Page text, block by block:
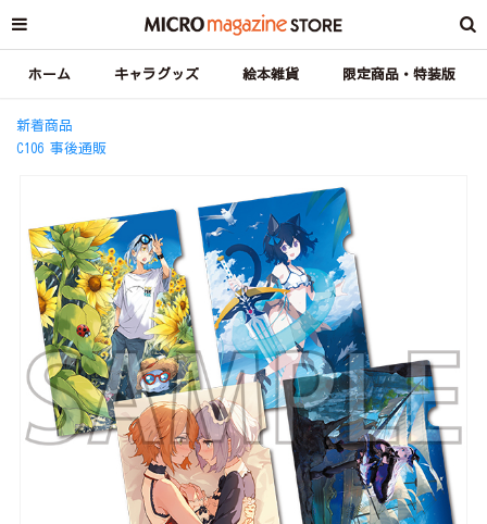
ホーム キャラグッズ 絵本雑貨 限定商品・特装版
新着商品
C106 事後通販